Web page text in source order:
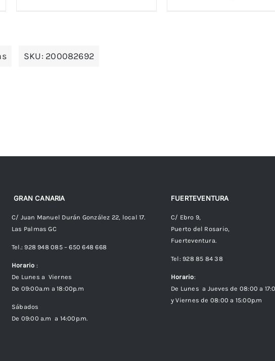
SKU: 200082692
GRAN CANARIA
C/ Juan Manuel Durán González 22, local 17.
Las Palmas GC
Tel.: 928 948 085 – 650 648 668
Horario :
De Lunes a Viernes
De 09:00a.m a 18:00p.m
Sábados
De 09:00 a.m a 14:00p.m.
FUERTEVENTURA
C/ Ebro 9,
Puerto del Rosario,
Fuerteventura.
Tel: 928 85 84 38
Horario:
De Lunes a Jueves de 08:00 a
y Viernes de 08:00 a 15:00p.m